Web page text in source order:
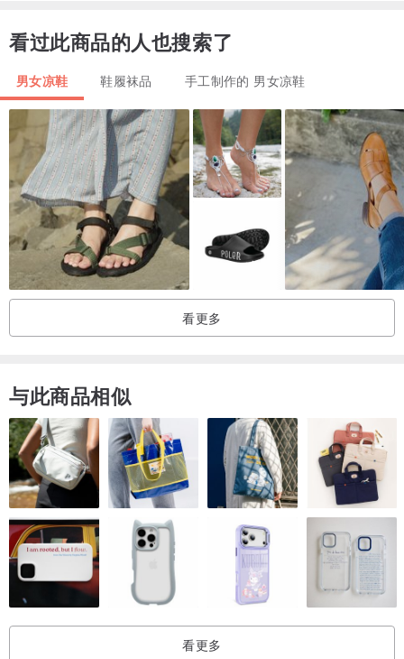
鞋底材质：橡胶大底防滑纹理
-------------
【商品售后服务&退换货说明 】◎详细退换货运费可参考设计馆交易
看过此商品的人也搜索了
男女凉鞋 鞋履袜品 手工制作的 男女凉鞋
看更多
与此商品相似
看更多